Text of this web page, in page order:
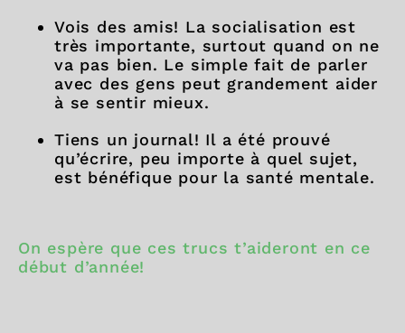
Vois des amis! La socialisation est
très importante, surtout quand on ne
va pas bien. Le simple fait de parler
avec des gens peut grandement aider
à se sentir mieux.
Tiens un journal! Il a été prouvé
qu’écrire, peu importe à quel sujet,
est bénéfique pour la santé mentale.
On espère que ces trucs t’aideront en ce
début d’année!